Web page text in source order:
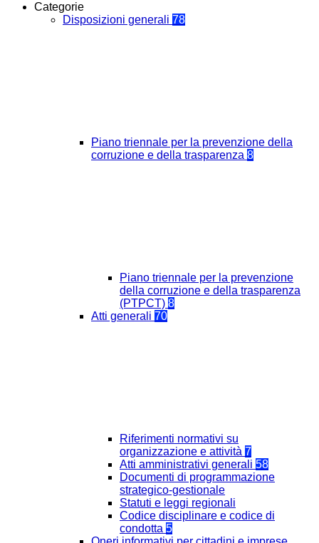
Categorie
Disposizioni generali 78
Piano triennale per la prevenzione della
corruzione e della trasparenza 8
Piano triennale per la prevenzione
della corruzione e della trasparenza
(PTPCT) 8
Atti generali 70
Riferimenti normativi su
organizzazione e attività 7
Atti amministrativi generali 58
Documenti di programmazione
strategico-gestionale
Statuti e leggi regionali
Codice disciplinare e codice di
condotta 5